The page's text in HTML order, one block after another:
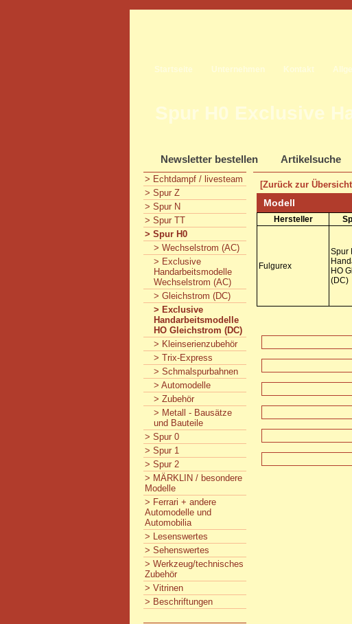
Startseite Unternehmen Kontakt
Spur H0 Exclusive
Newsletter bestellen Artikelsuche
> Echtdampf / livesteam
> Spur Z
> Spur N
> Spur TT
> Spur H0
> Wechselstrom (AC)
> Exclusive
Handarbeitsmodelle
Wechselstrom (AC)
> Gleichstrom (DC)
> Exclusive
Handarbeitsmodelle
HO Gleichstrom (DC)
> Kleinserienzubehör
> Trix-Express
> Schmalspurbahnen
> Automodelle
> Zubehör
> Metall - Bausätze
und Bauteile
> Spur 0
> Spur 1
> Spur 2
> MÄRKLIN / besondere
Modelle
> Ferrari + andere
Automodelle und
Automobilia
> Lesenswertes
> Sehenswertes
> Werkzeug/technisches
Zubehör
> Vitrinen
> Beschriftungen
[Zurück zur
Modell
Hersteller
Fulgurex
Spur
HO
(DC)